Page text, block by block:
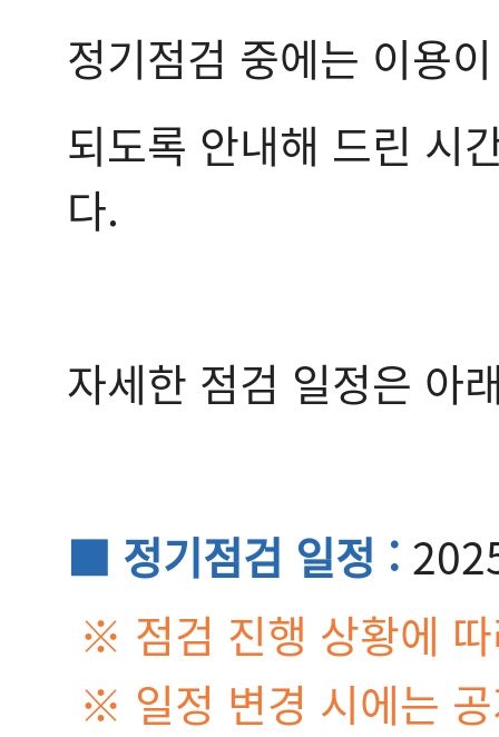
정기점검 중에는 이용
되도록 안내해 드린 시
다.
자세한 점검 일정은 아
■ 정기점검 일정 :
※ 점검 진행 상황에
※ 일정 변경 시에는